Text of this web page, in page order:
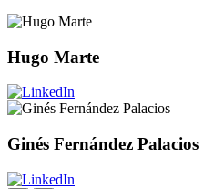
Hugo Marte
Ginés Fernández Palacios